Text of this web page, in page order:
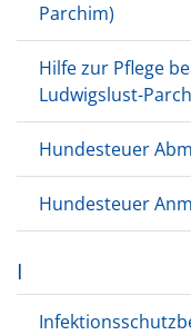
Parchim)
Hilfe zur Pflege
Ludwigslust-
Hundesteuer
Hundesteuer
I